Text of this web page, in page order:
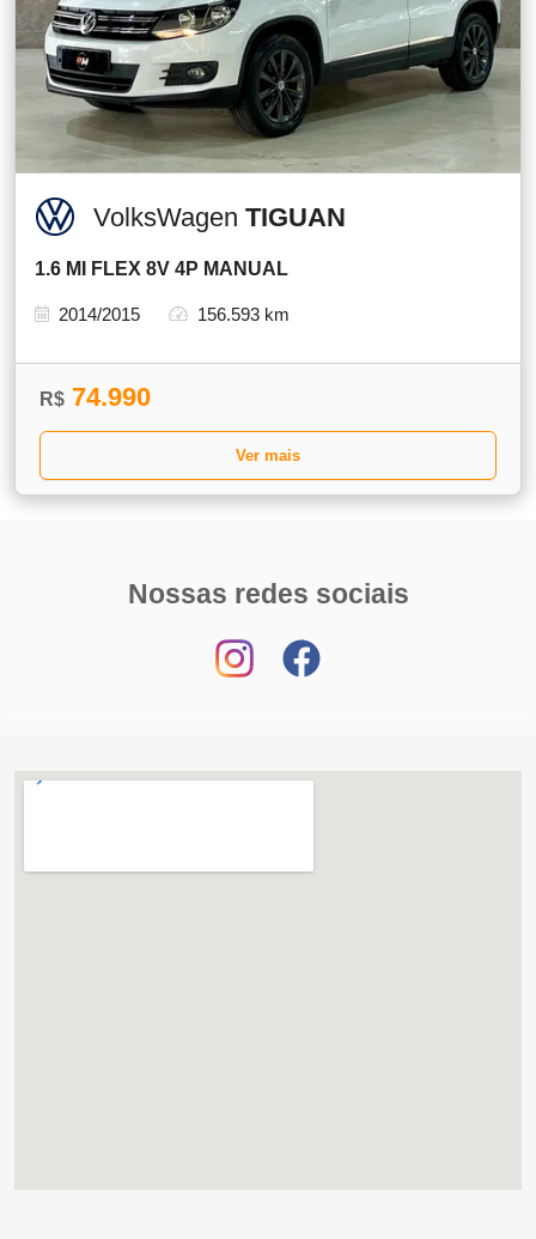
VolksWagen TIGUAN
1.6 MI FLEX 8V 4P MANUAL
2014/2015 156.593 km
R$ 74.990
Ver mais
Nossas redes sociais